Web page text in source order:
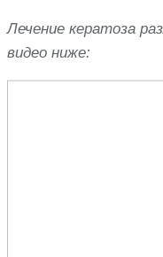
Лечение кератоза
видео ниже: